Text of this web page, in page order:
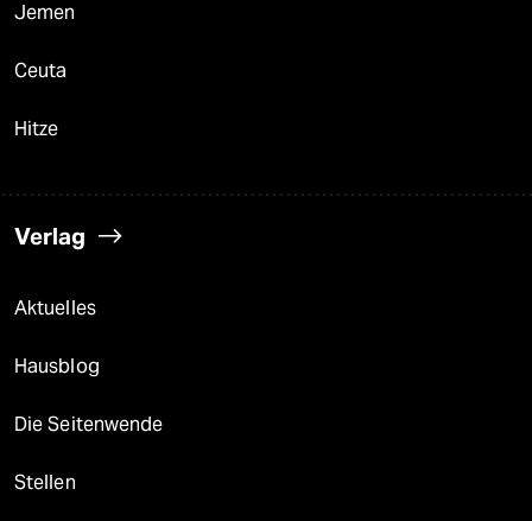
Jemen
Ceuta
Hitze
Verlag
Aktuelles
Hausblog
Die Seitenwende
Stellen